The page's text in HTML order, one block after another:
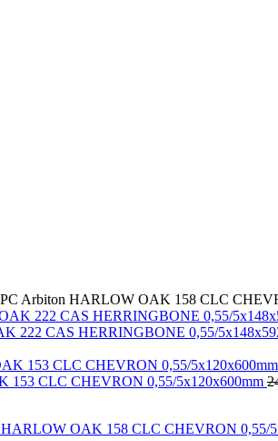
Arbiton HARLOW OAK 158 CLC
222 CAS HERRINGBONE 0,55/
153 CLC CHEVRON 0,55/5x120x600mm